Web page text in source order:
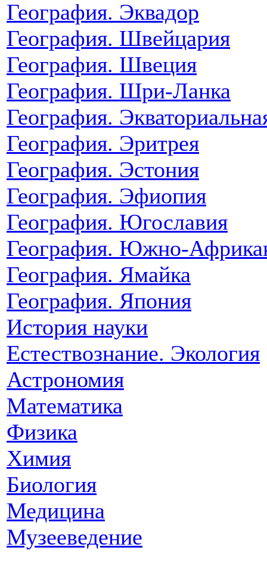
География. Эквадор
География. Швейцария
География. Швеция
География. Шри-Ланка
География.
География. Эритрея
География. Эстония
География. Эфиопия
География. Югославия
География. Южно-
География. Ямайка
География. Япония
История науки
Естествознание. Экология
Астрономия
Математика
Физика
Химия
Биология
Медицина
Музееведение